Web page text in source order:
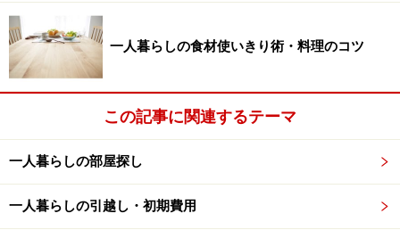
一人暮らしの食材使いきり術・料理のコツ
この記事に関連するテーマ
一人暮らしの部屋探し
一人暮らしの引越し・初期費用